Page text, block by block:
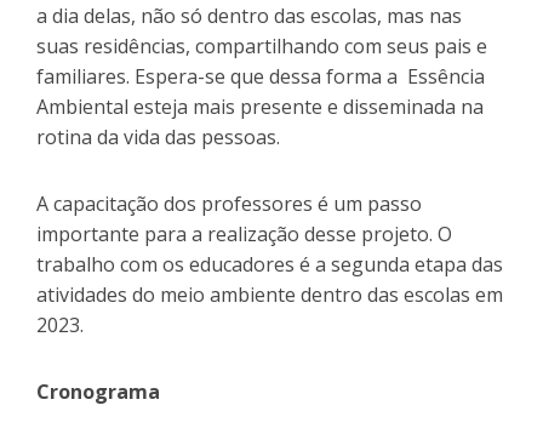
a dia delas, não só dentro das escolas, mas nas
suas residências, compartilhando com seus pais e
familiares. Espera-se que dessa forma a Essência
Ambiental esteja mais presente e disseminada na
rotina da vida das pessoas.
A capacitação dos professores é um passo
importante para a realização desse projeto. O
trabalho com os educadores é a segunda etapa das
atividades do meio ambiente dentro das escolas em
2023.
Cronograma